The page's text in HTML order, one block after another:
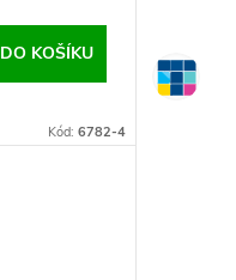
DO KOŠÍKU
Kód: 6782-4